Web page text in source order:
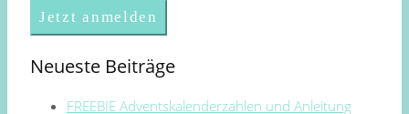
Neueste Beiträge
FREEBIE Adventskalenderzahlen und Anleitung